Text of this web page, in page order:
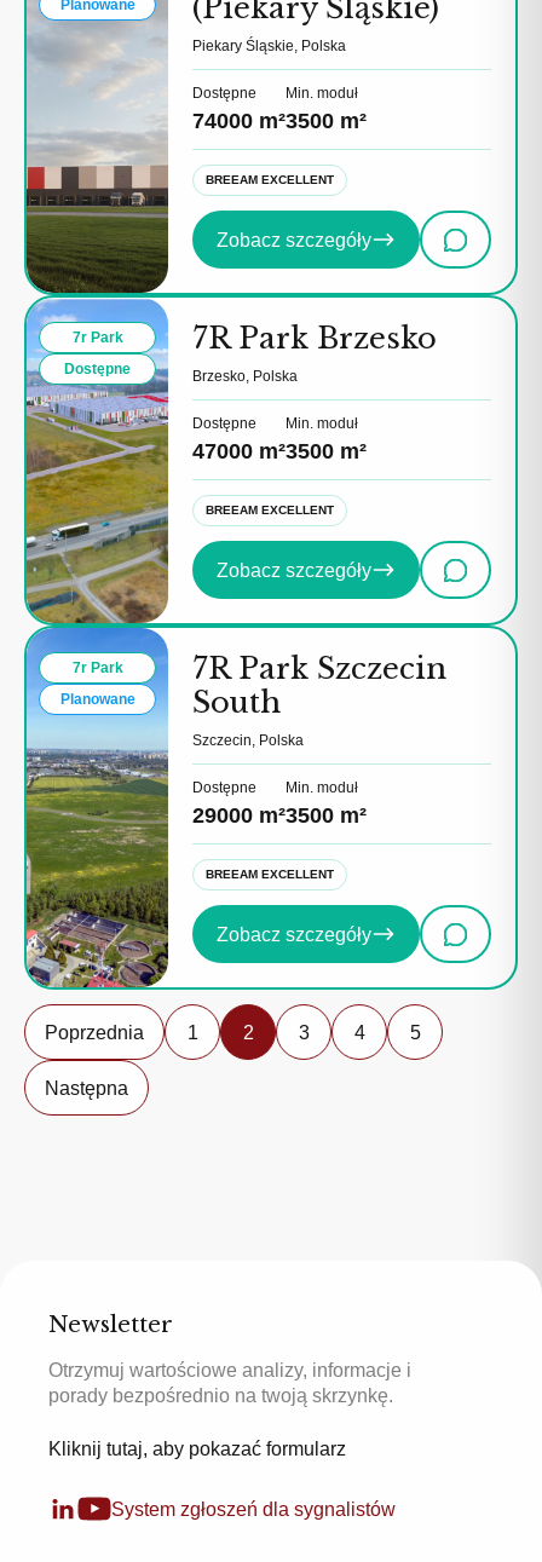
Planowane (Piekary Śląskie)
Piekary Śląskie, Polska
Dostępne
74000 m²
Min. moduł
3500 m²
BREEAM EXCELLENT
Zobacz szczegóły
7r Park
Dostępne
7R Park Brzesko
Brzesko, Polska
Dostępne
47000 m²
Min. moduł
3500 m²
BREEAM EXCELLENT
Zobacz szczegóły
7r Park
Planowane
7R Park Szczecin
South
Szczecin, Polska
Dostępne
29000 m²
Min. moduł
3500 m²
BREEAM EXCELLENT
Zobacz szczegóły
Poprzednia 1 2 3 4 5
Następna
Newsletter
Otrzymuj wartościowe analizy, informacje i
porady bezpośrednio na twoją skrzynkę.
Kliknij tutaj, aby pokazać formularz
System zgłoszeń dla sygnalistów